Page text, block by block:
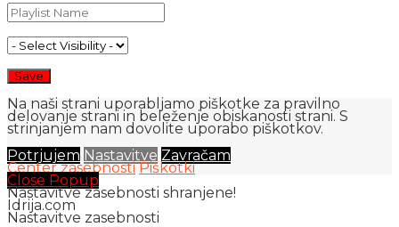
Na naši strani uporabljamo piškotke za pravilno
delovanje strani in beleženje obiskanosti strani. S
strinjanjem nam dovolite uporabo piškotkov.
Potrjujem Nastavitve Zavračam
Center zasebnosti Piškotki
Close Popup
Nastavitve zasebnosti shranjene!
Idrija.com
Nastavitve zasebnosti